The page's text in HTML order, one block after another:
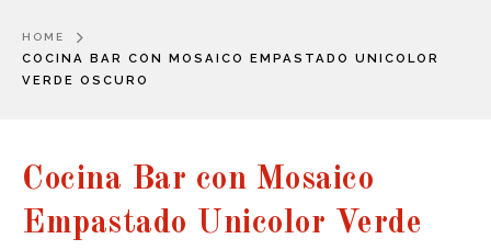
HOME
COCINA BAR CON MOSAICO EMPASTADO UNICOLOR
VERDE OSCURO
Cocina Bar con Mosaico
Empastado Unicolor Verde